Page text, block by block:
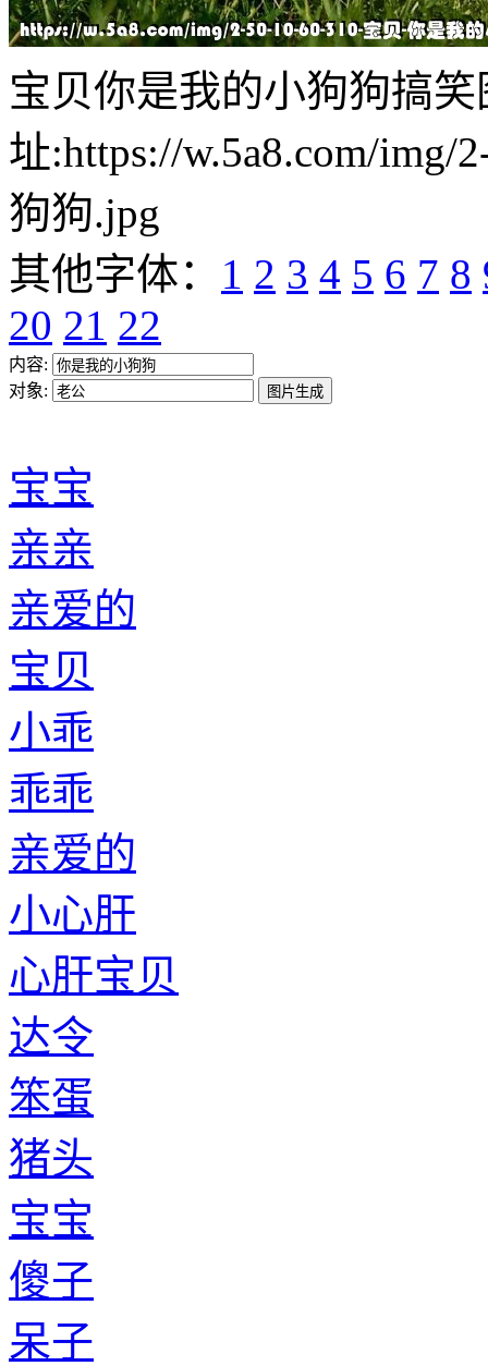
宝贝你是我的小狗狗搞
址:https://w.5a8.com/img/
狗狗.jpg
其他字体： 1 2 3 4 5 6 7 8
20 21 22
内容:
对象:
宝宝
亲亲
亲爱的
宝贝
小乖
乖乖
亲爱的
小心肝
心肝宝贝
达令
笨蛋
猪头
宝宝
傻子
呆子